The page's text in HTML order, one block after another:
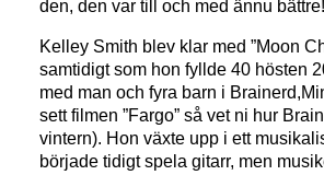
den, den var till och med ännu bättre!
Kelley Smith blev klar med ”Moon
samtidigt som hon fyllde 40 hösten
med man och fyra barn i
sett filmen ”Fargo” så vet ni hur
vintern). Hon växte upp i ett
började tidigt spela gitarr, men